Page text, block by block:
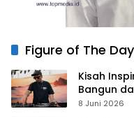
Figure of The Day
Kisah
Bangun
hingga
8 Juni 2026